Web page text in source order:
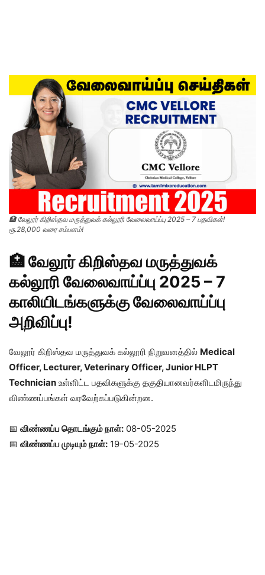
🏥 வேலூர் கிறிஸ்தவ மருத்துவக் கல்லூரி வேலைவாய்ப்பு 2025 – 7 பதவிகள்!
ரூ.28,000 வரை சம்பளம்!
🏥 வேலூர் கிறிஸ்தவ மருத்துவக்
கல்லூரி வேலைவாய்ப்பு 2025 – 7
காலியிடங்களுக்கு வேலைவாய்ப்பு
அறிவிப்பு!
வேலூர் கிறிஸ்தவ மருத்துவக் கல்லூரி நிறுவனத்தில் Medical
Officer, Lecturer, Veterinary Officer, Junior HLPT
Technician உள்ளிட்ட பதவிகளுக்கு தகுதியானவர்களிடமிருந்து
விண்ணப்பங்கள் வரவேற்கப்படுகின்றன.
📅 விண்ணப்ப தொடங்கும் நாள்: 08-05-2025
📅 விண்ணப்ப முடியும் நாள்: 19-05-2025